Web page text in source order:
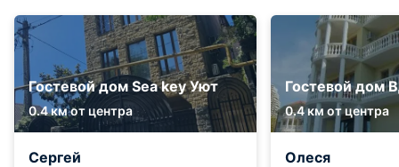
Гостевой дом Sea key Уют
0.4 км от центра
Сергей
Гостевой дом
0.4 км от центра
Олеся